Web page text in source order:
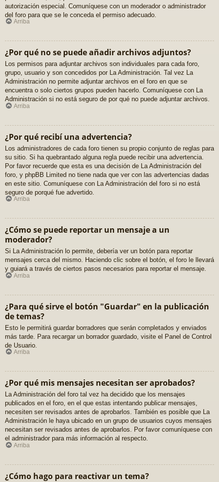
autorización especial. Comuníquese con un moderador o administrador
del foro para que se le conceda el permiso adecuado.
Arriba
¿Por qué no se puede añadir archivos adjuntos?
Los permisos para adjuntar archivos son individuales para cada foro,
grupo, usuario y son concedidos por La Administración. Tal vez La
Administración no permite adjuntar archivos en el foro en que se
encuentra o solo ciertos grupos pueden hacerlo. Comuníquese con La
Administración si no está seguro de por qué no puede adjuntar archivos.
Arriba
¿Por qué recibí una advertencia?
Los administradores de cada foro tienen su propio conjunto de reglas para
su sitio. Si ha quebrantado alguna regla puede recibir una advertencia.
Por favor recuerde que esta es una decisión de La Administración del
foro, y phpBB Limited no tiene nada que ver con las advertencias dadas
en este sitio. Comuníquese con La Administración del foro si no está
seguro de porqué fue advertido.
Arriba
¿Cómo se puede reportar un mensaje a un
moderador?
Si La Administración lo permite, debería ver un botón para reportar
mensajes cerca del mismo. Haciendo clic sobre el botón, el foro le llevará
y guiará a través de ciertos pasos necesarios para reportar el mensaje.
Arriba
¿Para qué sirve el botón "Guardar" en la publicación
de temas?
Esto le permitirá guardar borradores que serán completados y enviados
más tarde. Para recargar un borrador guardado, visite el Panel de Control
de Usuario.
Arriba
¿Por qué mis mensajes necesitan ser aprobados?
La Administración del foro tal vez ha decidido que los mensajes
publicados en el foro, en el que estas intentando publicar mensajes,
necesiten ser revisados antes de aprobarlos. También es posible que La
Administración le haya ubicado en un grupo de usuarios cuyos mensajes
necesitan ser revisados antes de aprobarlos. Por favor comuníquese con
el administrador para más información al respecto.
Arriba
¿Cómo hago para reactivar un tema?